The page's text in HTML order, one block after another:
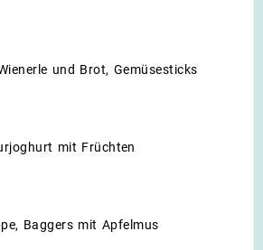
und Brot, Gemüsesticks
mit Früchten
Baggers mit Apfelmus